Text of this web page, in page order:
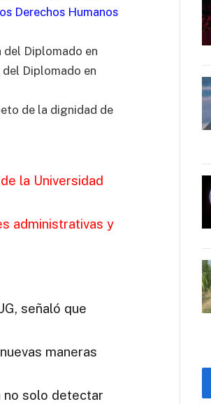
Derechos Humanos
del Diplomado en
Diplomado en
de la dignidad de
la Universidad
administrativas y
señaló que
maneras
no solo detectar